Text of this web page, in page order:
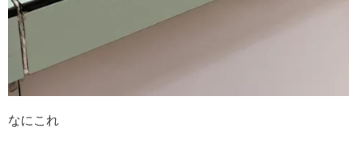
なにこれ